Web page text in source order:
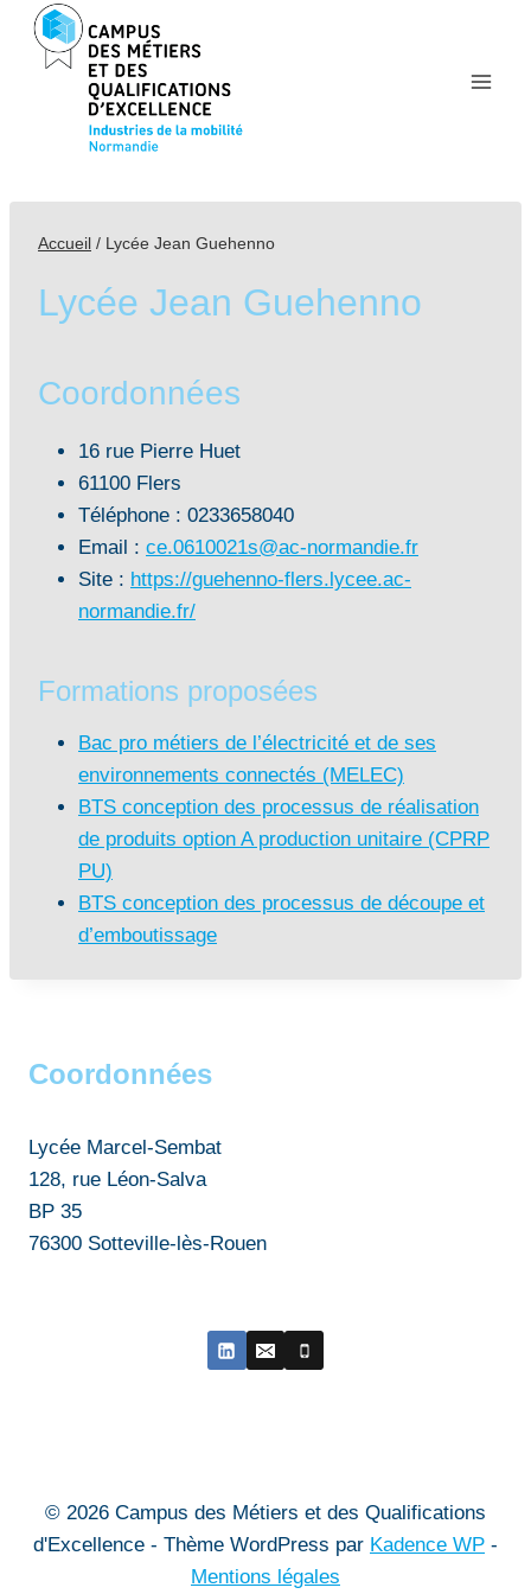
Aller
Accueil / Lycée Jean Guehenno
Lycée Jean Guehenno
Coordonnées
16 rue Pierre Huet
61100 Flers
Téléphone : 0233658040
Email : ce.0610021s@ac-normandie.fr
Site : https://guehenno-flers.lycee.ac-
normandie.fr/
Formations proposées
Bac pro métiers de l’électricité et de ses
environnements connectés (MELEC)
BTS conception des processus de réalisation
de produits option A production unitaire (CPRP
PU)
BTS conception des processus de découpe et
d’emboutissage
Coordonnées
Lycée Marcel-Sembat
128, rue Léon-Salva
BP 35
76300 Sotteville-lès-Rouen
© 2026 Campus des Métiers et des Qualifications
d'Excellence - Thème WordPress par Kadence WP -
Mentions légales